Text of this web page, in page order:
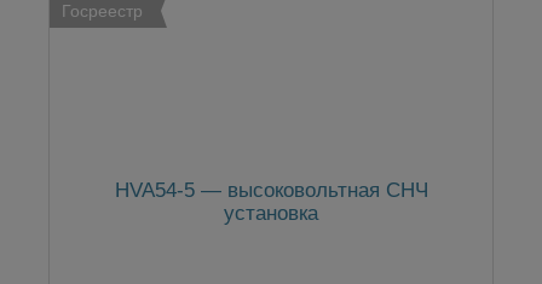
Госреестр
HVA54-5 — высоковольтная СНЧ
установка